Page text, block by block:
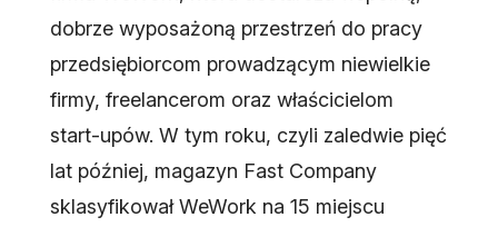
dobrze wyposażoną przestrzeń do pracy
przedsiębiorcom prowadzącym niewielkie
firmy, freelancerom oraz właścicielom
start-upów. W tym roku, czyli zaledwie pięć
lat później, magazyn Fast Company
sklasyfikował WeWork na 15 miejscu